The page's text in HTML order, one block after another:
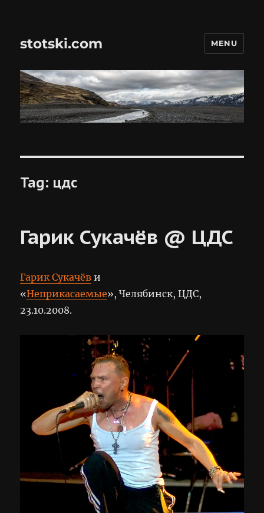
stotski.com MENU
Tag: цдс
Гарик Сукачёв @ ЦДС
Гарик Сукачёв и
«Неприкасаемые», Челябинск, ЦДС,
23.10.2008.